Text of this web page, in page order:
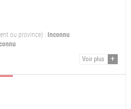
ou province) : Inconnu
Voir plus